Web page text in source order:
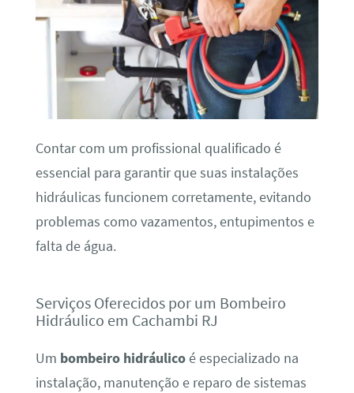
Contar com um profissional qualificado é
essencial para garantir que suas instalações
hidráulicas funcionem corretamente, evitando
problemas como vazamentos, entupimentos e
falta de água.
Serviços Oferecidos por um Bombeiro
Hidráulico em Cachambi RJ
Um bombeiro hidráulicoé especializado na
instalação, manutenção e reparo de sistemas